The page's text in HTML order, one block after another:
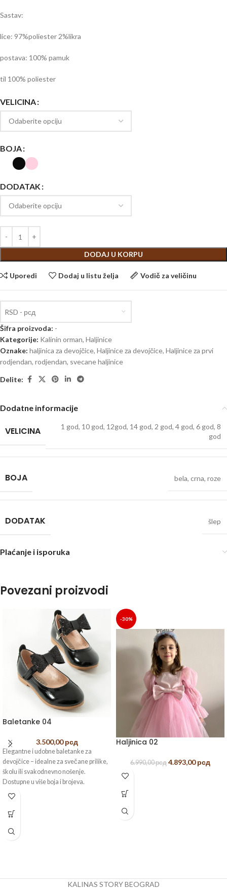
Sastav:
lice: 97%poliester 2%likra
postava: 100% pamuk
til 100% poliester
VELICINA
BOJA
DODATAK
DODAJ U KORPU
Uporedi Dodaj u listu želja Vodič za veličinu
RSD - рсд
Šifra proizvoda: -
Kategorije: Kalinin orman, Haljinice
Oznake: haljinica za devojčice, Haljinice za devojčice, Haljinice za prvi
rodjendan, rodjendan, svecane haljinice
Delite:
Dodatne informacije
VELICINA 1 god, 10 god, 12god, 14 god, 2 god, 4 god, 6 god, 8
god
BOJA bela, crna, roze
DODATAK šlep
Plaćanje i isporuka
Povezani proizvodi
Baletanke 04
3.500,00рсд
Elegantne i udobne baletanke za
devojčice – idealne za svečane prilike,
školu ili svakodnevno nošenje.
Dostupne u više boja i brojeva.
-30%
Haljinica 02
6.990,00рсд 4.893,00рсд
KALINAS STORY BEOGRAD